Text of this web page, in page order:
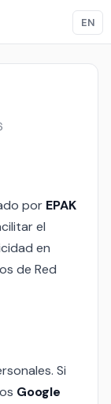
EN
por EPAK
el
en
de Red
Si
Google